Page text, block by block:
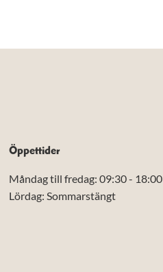
Öppettider
Måndag till fredag: 09:30 - 18:00
Lördag: Sommarstängt